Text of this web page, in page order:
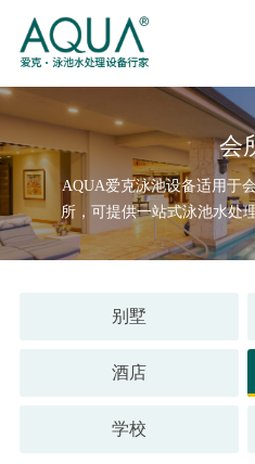
会
AQUA爱克泳池设备适用于
所，可提供一站式泳池水处
案，满足室内泳池循环过滤
热、除湿（室内泳池）以及
别墅
酒店
学校